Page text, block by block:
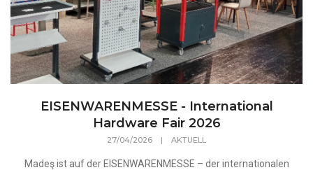
EISENWARENMESSE - International
Hardware Fair 2026
27/04/2026 | AKTUELL
Madeş ist auf der EISENWARENMESSE – der internationalen